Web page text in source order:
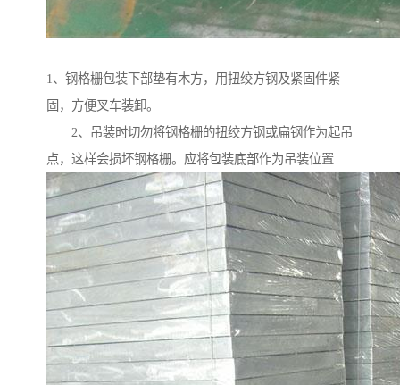
1、钢格栅包装下部垫有木方，用扭绞方钢及紧固件紧
固，方便叉车装卸。
2、吊装时切勿将钢格栅的扭绞方钢或扁钢作为起吊
点，这样会损坏钢格栅。应将包装底部作为吊装位置